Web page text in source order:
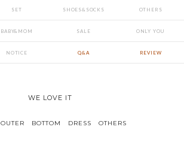
SET SHOES&SOCKS OTHERS
BABY&MOM SALE ONLY YOU
NOTICE Q&A REVIEW
WE LOVE IT
OUTER BOTTOM DRESS OTHERS